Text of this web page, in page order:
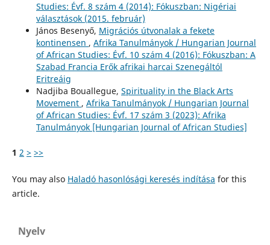
Studies: Évf. 8 szám 4 (2014): Fókuszban: Nigériai
választások (2015. február)
János Besenyő, Migrációs útvonalak a fekete
kontinensen , Afrika Tanulmányok / Hungarian Journal
of African Studies: Évf. 10 szám 4 (2016): Fókuszban: A
Szabad Francia Erők afrikai harcai Szenegáltól
Eritreáig
Nadjiba Bouallegue, Spirituality in the Black Arts
Movement , Afrika Tanulmányok / Hungarian Journal
of African Studies: Évf. 17 szám 3 (2023): Afrika
Tanulmányok [Hungarian Journal of African Studies]
1 2 > >>
You may also Haladó hasonlósági keresés indítása for this
article.
Nyelv